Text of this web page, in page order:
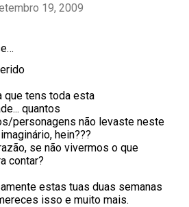
19, 2009
que tens toda esta
quantos
personagens não levaste neste
hein???
se não vivermos o que
contar?
estas tuas duas semanas
isso e muito mais.